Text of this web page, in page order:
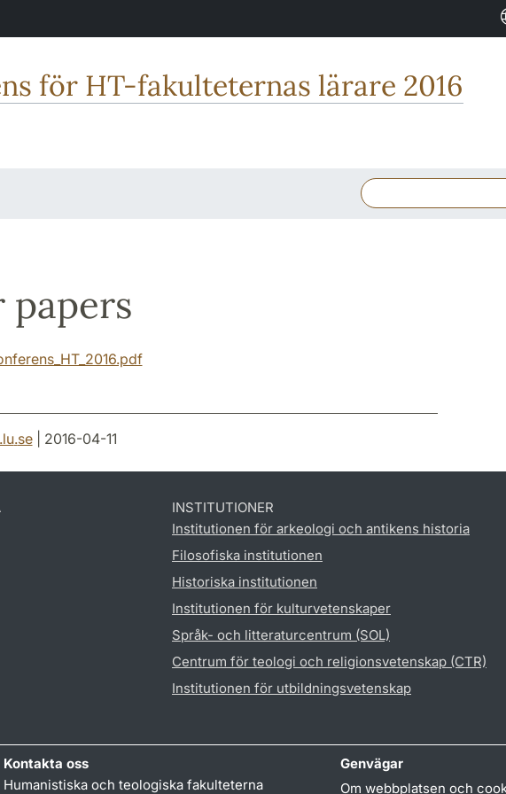
för HT-fakulteternas lärare 2016
papers
.se| 2016-04-11
INSTITUTIONER
Institutionen för arkeologi och antikens historia
Filosofiska institutionen
Historiska institutionen
Institutionen för kulturvetenskaper
Språk- och litteraturcentrum (SOL)
Centrum för teologi och religionsvetenskap (CTR)
Institutionen för utbildningsvetenskap
Kontakta oss
Humanistiska och teologiska fakulteterna
Genvägar
Om webbplatsen och